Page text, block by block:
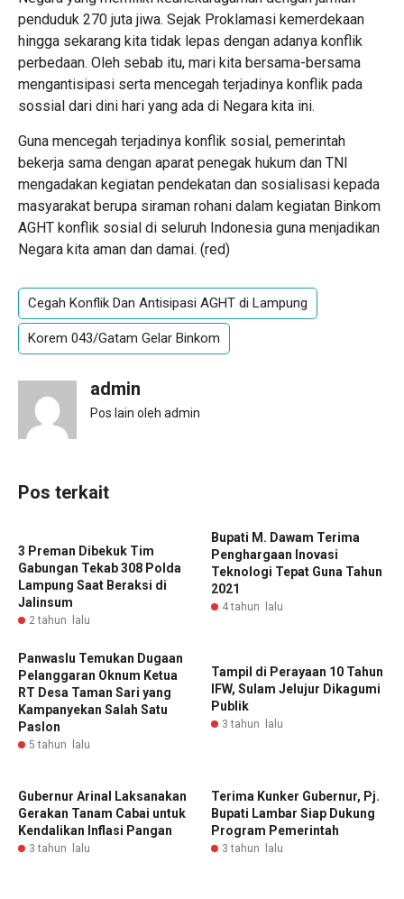
penduduk 270 juta jiwa. Sejak Proklamasi kemerdekaan
hingga sekarang kita tidak lepas dengan adanya konflik
perbedaan. Oleh sebab itu, mari kita bersama-bersama
mengantisipasi serta mencegah terjadinya konflik pada
sossial dari dini hari yang ada di Negara kita ini.
Guna mencegah terjadinya konflik sosial, pemerintah
bekerja sama dengan aparat penegak hukum dan TNI
mengadakan kegiatan pendekatan dan sosialisasi kepada
masyarakat berupa siraman rohani dalam kegiatan Binkom
AGHT konflik sosial di seluruh Indonesia guna menjadikan
Negara kita aman dan damai. (red)
Cegah Konflik Dan Antisipasi AGHT di Lampung
Korem 043/Gatam Gelar Binkom
admin
Pos lain oleh admin
Pos terkait
3 Preman Dibekuk Tim
Gabungan Tekab 308 Polda
Lampung Saat Beraksi di
Jalinsum
2 tahun lalu
Bupati M. Dawam Terima
Penghargaan Inovasi
Teknologi Tepat Guna Tahun
2021
4 tahun lalu
Panwaslu Temukan Dugaan
Pelanggaran Oknum Ketua
RT Desa Taman Sari yang
Kampanyekan Salah Satu
Paslon
5 tahun lalu
Tampil di Perayaan 10 Tahun
IFW, Sulam Jelujur Dikagumi
Publik
3 tahun lalu
Gubernur Arinal Laksanakan
Gerakan Tanam Cabai untuk
Kendalikan Inflasi Pangan
3 tahun lalu
Terima Kunker Gubernur, Pj.
Bupati Lambar Siap Dukung
Program Pemerintah
3 tahun lalu